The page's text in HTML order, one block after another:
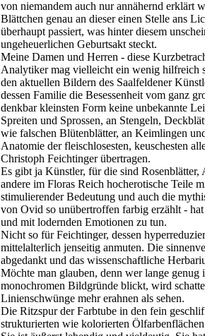
von niemandem auch nur annähernd erklärt
Blättchen genau an dieser einen Stelle ans
überhaupt passiert, was hinter diesem
ungeheuerlichen Geburtsakt steckt.
Meine Damen und Herren - diese
Analytiker mag vielleicht ein wenig hilfreich
den aktuellen Bildern des Saalfeldener
dessen Familie die Besessenheit vom ganz
denkbar kleinsten Form keine unbekannte
Spreiten und Sprossen, an Stengeln,
wie falschen Blütenblätter, an Keimlingen
Anatomie der fleischlosesten, keuschesten
Christoph Feichtinger übertragen.
Es gibt ja Künstler, für die sind Rosenblätter,
andere im Floras Reich hocherotische Teile
stimulierender Bedeutung und auch die
von Ovid so unübertroffen farbig erzählt -
und mit lodernden Emotionen zu tun.
Nicht so für Feichtinger, dessen
mittelalterlich jenseitig anmuten. Die
abgedankt und das wissenschaftliche
Möchte man glauben, denn wer lange genug
monochromen Bildgründe blickt, wird
Linienschwünge mehr erahnen als sehen.
Die Ritzspur der Farbtube in den fein
strukturierten wie kolorierten